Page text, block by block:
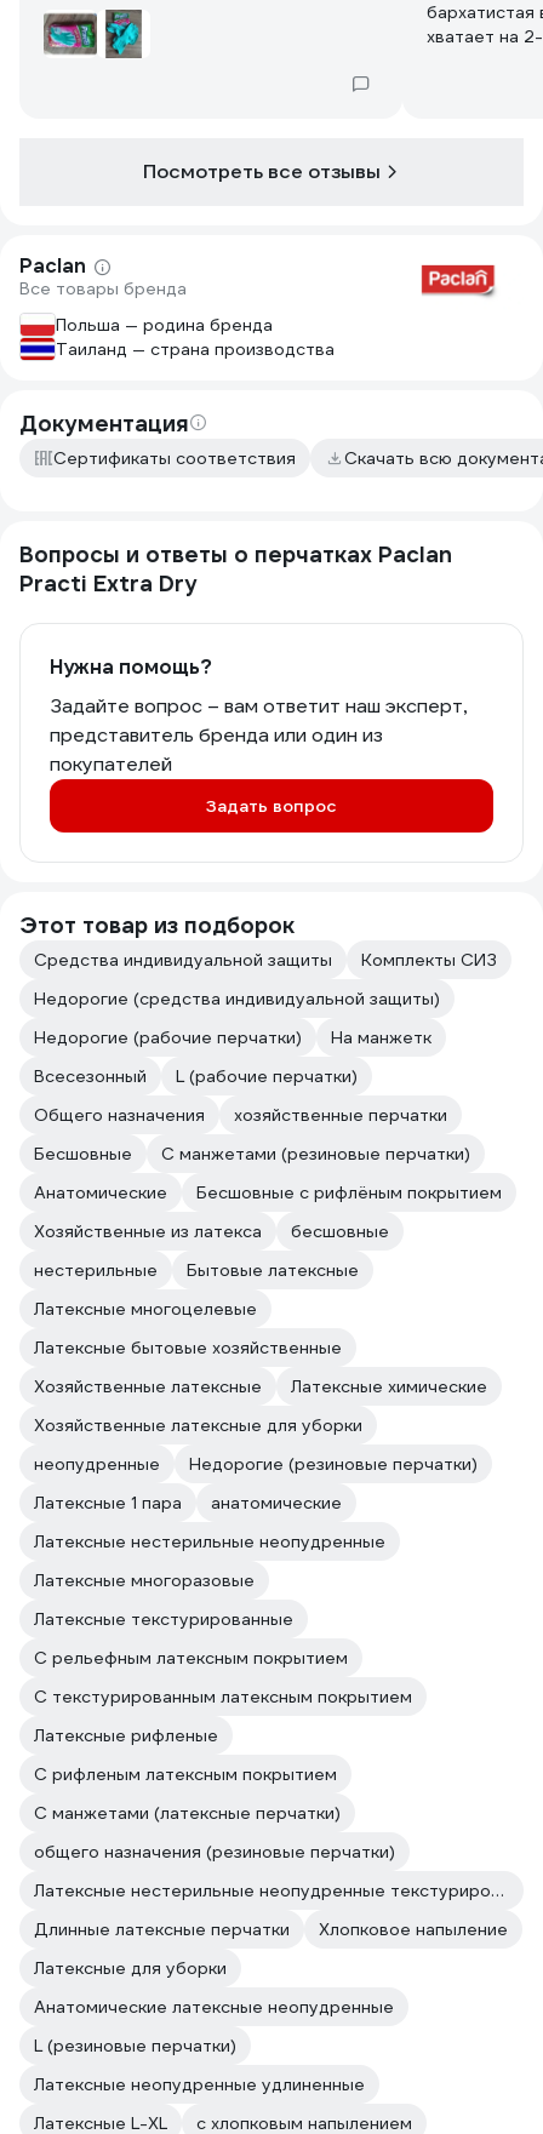
бархатистая
хватает на
Посмотреть все отзывы
Paclan
Все товары бренда
Польша — родина бренда
Таиланд — страна производства
Документация
Сертификаты соответствия Скачать всю
Вопросы и ответы о перчатках Paclan
Practi Extra Dry
Нужна помощь?
Задайте вопрос – вам ответит наш эксперт,
представитель бренда или один из
покупателей
Задать вопрос
Этот товар из подборок
Средства индивидуальной защиты
Комплекты СИЗ
Недорогие (средства индивидуальной защиты)
Недорогие (рабочие перчатки)
На манжетк
Всесезонный
L (рабочие перчатки)
Общего назначения
хозяйственные перчатки
Бесшовные
С манжетами (резиновые перчатки)
Анатомические
Бесшовные с рифлёным покрытием
Хозяйственные из латекса
бесшовные
нестерильные
Бытовые латексные
Латексные многоцелевые
Латексные бытовые хозяйственные
Хозяйственные латексные
Латексные химические
Хозяйственные латексные для уборки
неопудренные
Недорогие (резиновые перчатки)
Латексные 1 пара
анатомические
Латексные нестерильные неопудренные
Латексные многоразовые
Латексные текстурированные
С рельефным латексным покрытием
С текстурированным латексным покрытием
Латексные рифленые
С рифленым латексным покрытием
С манжетами (латексные перчатки)
общего назначения (резиновые перчатки)
Латексные нестерильные неопудренные текстурированные
Длинные латексные перчатки
Хлопковое напыление
Латексные для уборки
Анатомические латексные неопудренные
L (резиновые перчатки)
Латексные неопудренные удлиненные
Латексные L-XL
с хлопковым напылением